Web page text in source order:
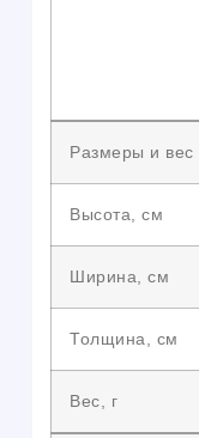
Размеры и вес
Высота, см
Ширина, см
Толщина, см
Вес, г